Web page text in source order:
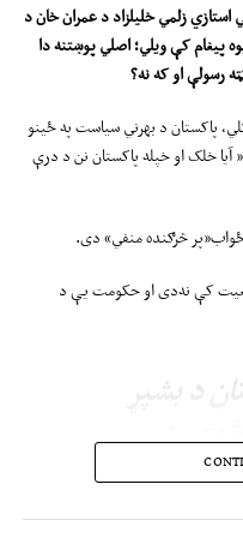
استازي زلمي خلیلزاد د عمران خان د
پیغام کې ویلي؛اصلي پوښتنه دا
رسولې اوکه نه؟
پاکستان د بهرني سیاست په ځینو
خلک او خپله پاکستان نن د درې
څرګنده منفي» دی.
کې نه‌دی او حکومت یې د
د بشپړ
شوی، د
کشمیر له
او خیبر